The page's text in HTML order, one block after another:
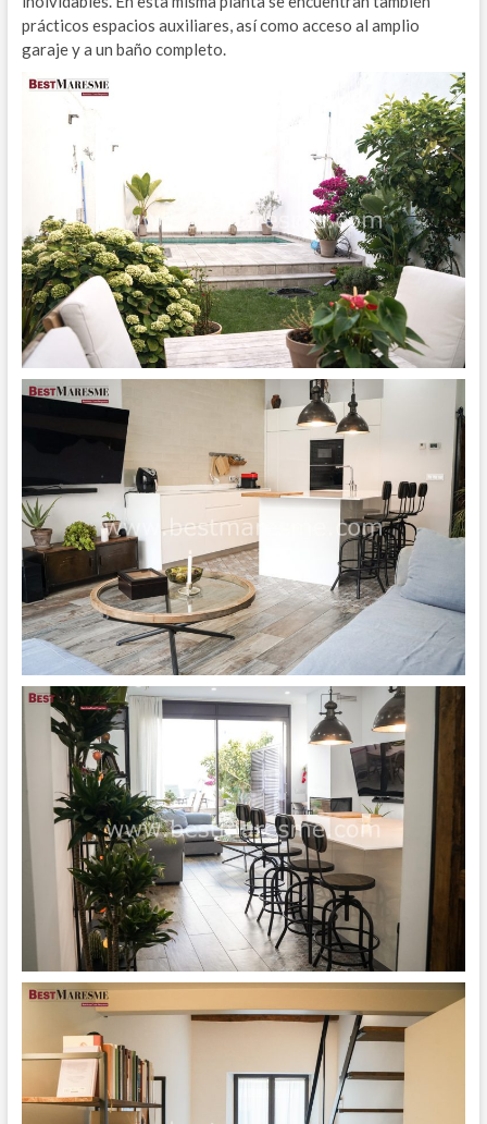
prácticos espacios auxiliares, así como acceso al amplio
garaje y a un baño completo.